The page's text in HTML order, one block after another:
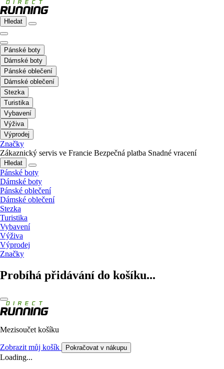
Hledat
Pánské boty
Dámské boty
Pánské oblečení
Dámské oblečení
Stezka
Turistika
Vybavení
Výživa
Výprodej
Značky
Zákaznický servis ve Francie Bezpečná platba Snadné vracení
Hledat
Pánské boty
Dámské boty
Pánské oblečení
Dámské oblečení
Stezka
Turistika
Vybavení
Výživa
Výprodej
Značky
Probíhá přidávání do košíku...
Mezisoučet košíku
Zobrazit můj košík Pokračovat v nákupu
Loading...